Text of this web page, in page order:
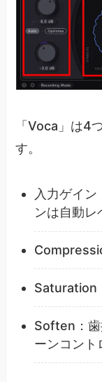
「Voca」は4
す。
入力ゲイ
ンは自動レ
Saturation
Soften：歯
ーンコント